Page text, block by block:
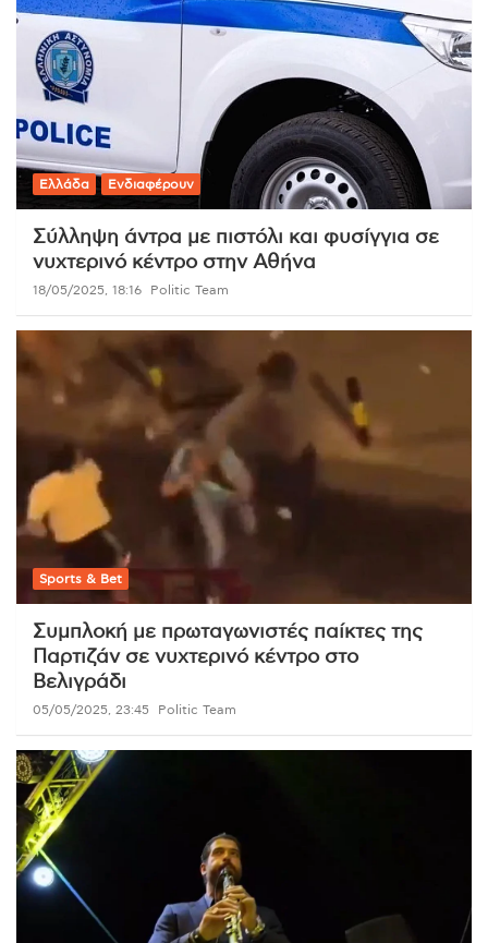
Ελλάδα Ενδιαφέρουν
Σύλληψη άντρα με πιστόλι και φυσίγγια σε
νυχτερινό κέντρο στην Αθήνα
18/05/2025, 18:16 Politic Team
Sports & Bet
Συμπλοκή με πρωταγωνιστές παίκτες της
Παρτιζάν σε νυχτερινό κέντρο στο
Βελιγράδι
05/05/2025, 23:45 Politic Team